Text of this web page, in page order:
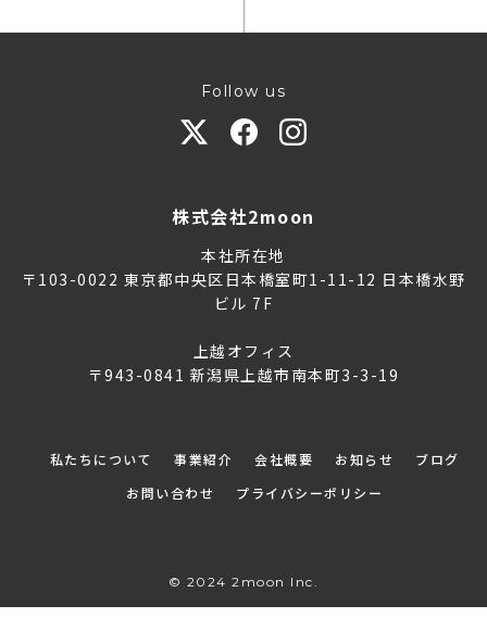
Follow us
株式会社2moon
本社所在地
〒103-0022 東京都中央区日本橋室町1-11-12 日本橋水野
ビル 7F
上越オフィス
〒943-0841 新潟県上越市南本町3-3-19
私たちについて 事業紹介 会社概要 お知らせ
ブログ
お問い合わせ
プライバシーポリシー
© 2024 2moon Inc.